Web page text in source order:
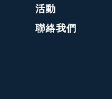
活動
聯絡我們